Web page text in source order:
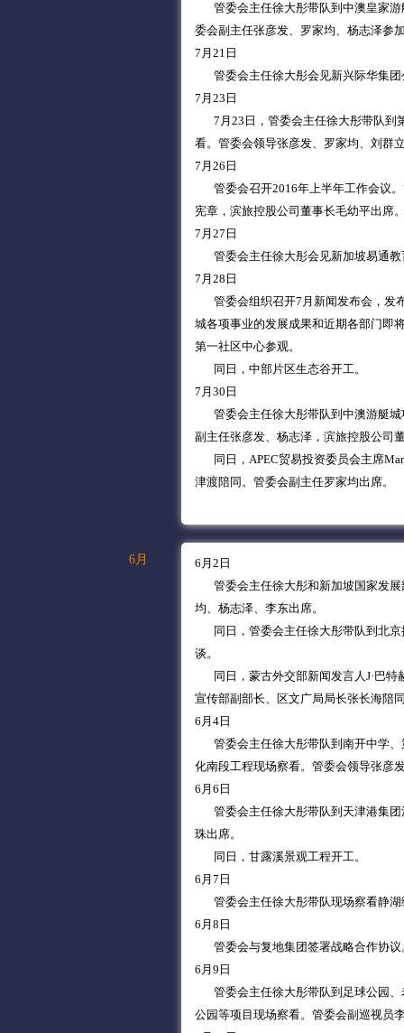
管委会主任徐大彤带队到中澳皇家游
委会副主任张彦发、罗家均、杨志泽参
7月21日
管委会主任徐大彤会见新兴际华集团
7月23日
7月23日，管委会主任徐大彤带队到
看。管委会领导张彦发、罗家均、刘群
7月26日
管委会召开2016年上半年工作会议。
宪章，滨旅控股公司董事长毛幼平出席
7月27日
管委会主任徐大彤会见新加坡易通教
7月28日
管委会组织召开7月新闻发布会，发
城各项事业的发展成果和近期各部门即
第一社区中心参观。
同日，中部片区生态谷开工。
7月30日
管委会主任徐大彤带队到中澳游艇城
副主任张彦发、杨志泽，滨旅控股公司
同日，APEC贸易投资委员会主席
津渡陪同。管委会副主任罗家均出席。
6月
6月2日
管委会主任徐大彤和新加坡国家发展
均、杨志泽、李东出席。
同日，管委会主任徐大彤带队到北京
谈。
同日，蒙古外交部新闻发言人J·巴特
宣传部副部长、区文广局局长张长海陪
6月4日
管委会主任徐大彤带队到南开中学、
化南段工程现场察看。管委会领导张彦
6月6日
管委会主任徐大彤带队到天津港集团
珠出席。
同日，甘露溪景观工程开工。
6月7日
管委会主任徐大彤带队现场察看静湖
6月8日
管委会与复地集团签署战略合作协议
6月9日
管委会主任徐大彤带队到足球公园、
公园等项目现场察看。管委会副巡视员